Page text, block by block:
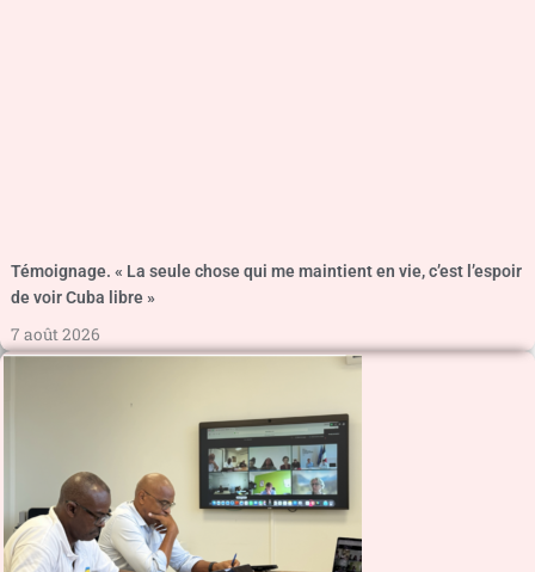
Témoignage. « La seule chose qui me maintient en vie, c’est l’espoir
de voir Cuba libre »
7 août 2026